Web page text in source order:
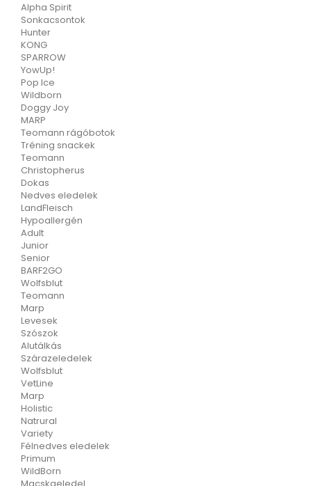
Alpha Spirit
Sonkacsontok
Hunter
KONG
SPARROW
YowUp!
Pop Ice
Wildborn
Doggy Joy
MARP
Teomann rágóbotok
Tréning snackek
Teomann
Christopherus
Dokas
Nedves eledelek
LandFleisch
Hypoallergén
Adult
Junior
Senior
BARF2GO
Wolfsblut
Teomann
Marp
Levesek
Szószok
Alutálkás
Szárazeledelek
Wolfsblut
VetLine
Marp
Holistic
Natrural
Variety
Félnedves eledelek
Primum
WildBorn